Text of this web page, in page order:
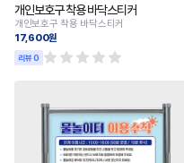
개인보호구 착용 바닥스티커
개인보호구 착용 바닥스티커
17,600원
리뷰 0